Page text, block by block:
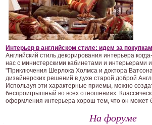
Интерьер в английском стиле: идем за
Английский стиль декорирования интерьера
нас с министерскими кабинетами и интерьерами
"Приключения Шерлока Холмса и доктора
дизайнерских решений в духе старой доброй
Используя эти характерные приемы, можно
беспроигрышный во всех отношениях.
оформления интерьера хорош тем, что он может
На форуме